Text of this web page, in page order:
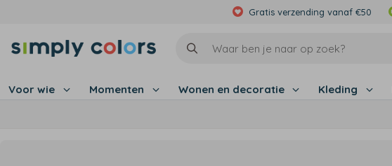
Gratis verzending vanaf €50
Voor wie Momenten Wonen en decoratie Kleding